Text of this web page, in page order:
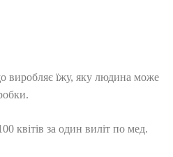
їжу, яку людина може
квітів за один виліт по мед.